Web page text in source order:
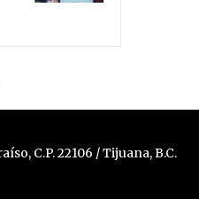
C.P. 22106 / Tijuana, B.C.